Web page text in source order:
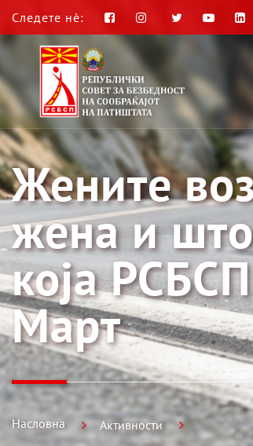
Следете нè:
Жените
жена и
која
Март
Насловна Активности